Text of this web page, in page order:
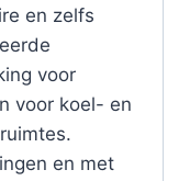
en zelfs
voor
voor koel- en
en met